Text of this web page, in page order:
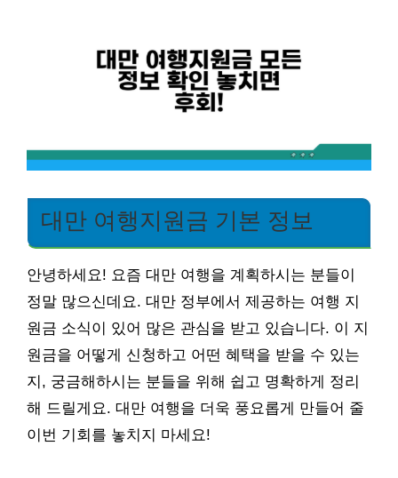
대만 여행지원금 기본 정보
안녕하세요! 요즘 대만 여행을 계획하시는 분들이
정말 많으신데요. 대만 정부에서 제공하는 여행 지
원금 소식이 있어 많은 관심을 받고 있습니다. 이 지
원금을 어떻게 신청하고 어떤 혜택을 받을 수 있는
지, 궁금해하시는 분들을 위해 쉽고 명확하게 정리
해 드릴게요. 대만 여행을 더욱 풍요롭게 만들어 줄
이번 기회를 놓치지 마세요!